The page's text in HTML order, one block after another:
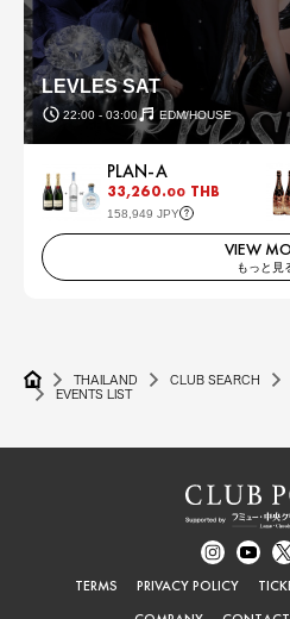
LEVLES SAT
22:00 - 03:00 EDM/HOUSE
PLAN-A
33,260.00 THB
158,949 JPY
VIEW
もっと見
THAILAND CLUB SEARCH
EVENTS LIST
TERMS PRIVACY POLICY